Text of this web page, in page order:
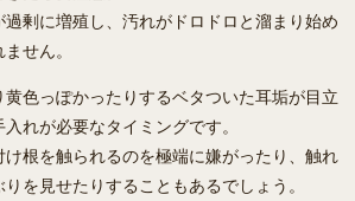
剰に増殖し、汚れがドロドロと溜まり始め
せん。
色っぽかったりするベタついた耳垢が目立
れが必要なタイミングです。
け根を触られるのを極端に嫌がったり、触れ
を見せたりすることもあるでしょう。